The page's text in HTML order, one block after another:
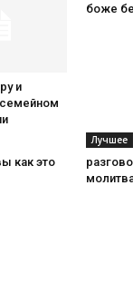
и
боже
как это
Лучшее